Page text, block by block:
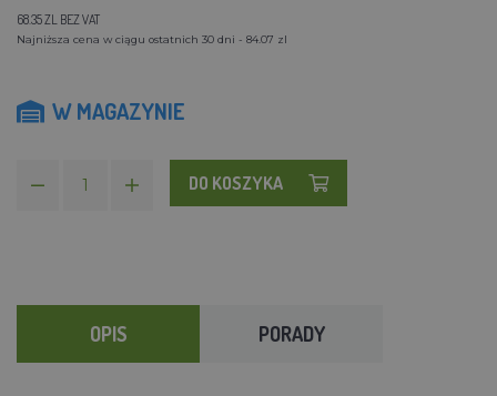
68.35 ZL BEZ VAT
Najniższa cena w ciągu ostatnich 30 dni - 84.07 zl
W MAGAZYNIE
DO KOSZYKA
OPIS PORADY